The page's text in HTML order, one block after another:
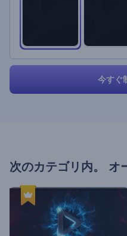
今すぐ
次のカテゴリ内。 オ